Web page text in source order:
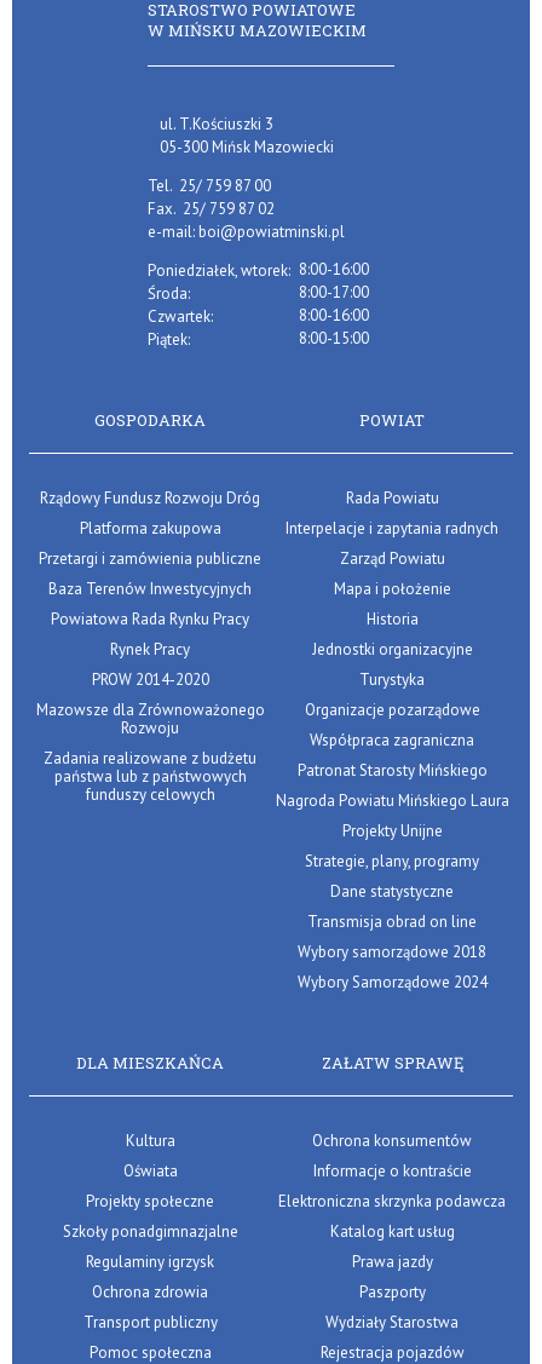
STAROSTWO POWIATOWE
W MIŃSKU MAZOWIECKIM
ul. T.Kościuszki 3
05-300 Mińsk Mazowiecki
Tel. 25/ 759 87 00
Fax. 25/ 759 87 02
e-mail:boi@powiatminski.pl
Poniedziałek, wtorek: 8:00-16:00
Środa:
8:00-17:00
Czwartek:
8:00-16:00
Piątek:
8:00-15:00
GOSPODARKA
Rządowy Fundusz Rozwoju Dróg
Platforma zakupowa
Przetargi i zamówienia publiczne
Baza Terenów Inwestycyjnych
Powiatowa Rada Rynku Pracy
Rynek Pracy
PROW 2014-2020
Mazowsze dla Zrównoważonego
Rozwoju
Zadania realizowane z budżetu
państwa lub z państwowych
funduszy celowych
POWIAT
Rada Powiatu
Interpelacje i zapytania radnych
Zarząd Powiatu
Mapa i położenie
Historia
Jednostki organizacyjne
Turystyka
Organizacje pozarządowe
Współpraca zagraniczna
Patronat Starosty Mińskiego
Nagroda Powiatu Mińskiego Laura
Projekty Unijne
Strategie, plany, programy
Dane statystyczne
Transmisja obrad on line
Wybory samorządowe 2018
Wybory Samorządowe 2024
DLA MIESZKAŃCA
Kultura
Oświata
Projekty społeczne
Szkoły ponadgimnazjalne
Regulaminy igrzysk
Ochrona zdrowia
Transport publiczny
Pomoc społeczna
ZAŁATW SPRAWĘ
Ochrona konsumentów
Informacje o kontraście
Elektroniczna skrzynka podawcza
Katalog kart usług
Prawa jazdy
Paszporty
Wydziały Starostwa
Rejestracja pojazdów